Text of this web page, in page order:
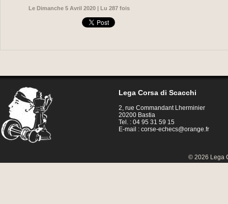
Le Dimanche 5 Avril 2020 | Lu 287 fois
Lega Corsa di Scacchi
2, rue Commandant Lherminier
20200 Bastia
Tel. : 04 95 31 59 15
E-mail :corse-echecs@orange.fr
© 2026 Lega